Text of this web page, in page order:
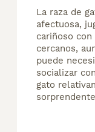
La raza de
afectuosa,
cariñoso
cercanos,
puede
socializar
gato